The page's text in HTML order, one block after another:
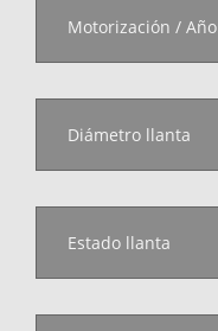
Motorización / Año
Diámetro llanta
Estado llanta